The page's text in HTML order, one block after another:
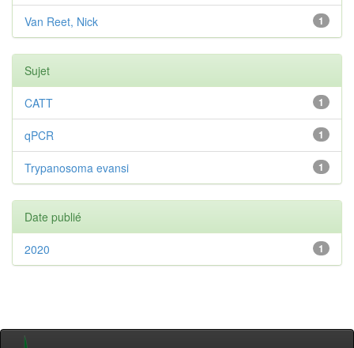
1
Van Reet, Nick
Sujet
1
CATT
1
qPCR
1
Trypanosoma evansi
Date publié
1
2020